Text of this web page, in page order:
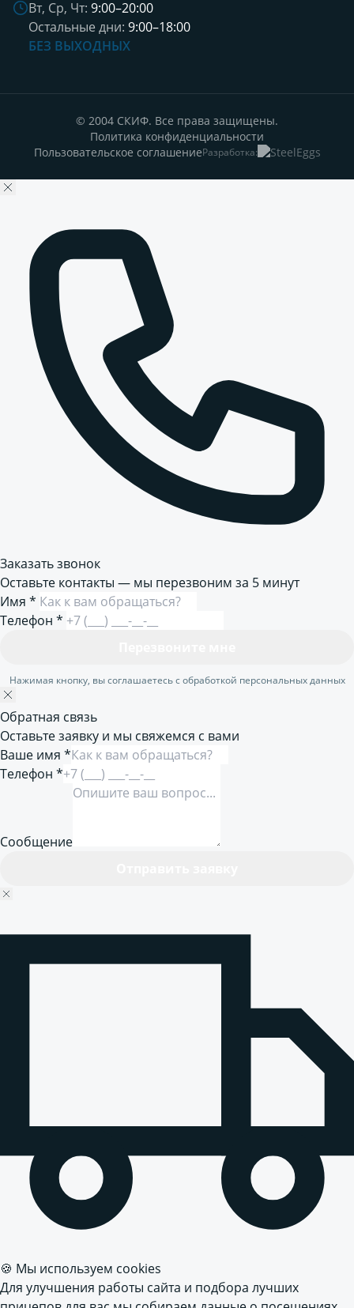
Вт, Ср, Чт: 9:00–20:00
Остальные дни: 9:00–18:00
БЕЗ ВЫХОДНЫХ
© 2004 СКИФ. Все права защищены.
Политика конфиденциальности
Пользовательское соглашениеРазработка:
Заказать звонок
Оставьте контакты — мы перезвоним за 5 минут
Имя *
Телефон *
Нажимая кнопку, вы соглашаетесь с обработкой персональных данных
Обратная связь
Оставьте заявку и мы свяжемся с вами
Ваше имя *
Телефон *
Сообщение
🍪 Мы используем cookies
Для улучшения работы сайта и подбора лучших